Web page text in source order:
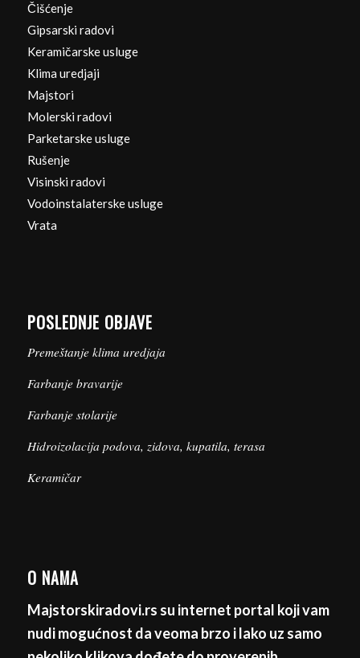
Čišćenje
Gipsarski radovi
Keramičarske usluge
Klima uredjaji
Majstori
Molerski radovi
Parketarske usluge
Rušenje
Visinski radovi
Vodoinstalaterske usluge
Vrata
POSLEDNJE OBJAVE
Premeštanje klima uredjaja
Farbanje bravarije
Farbanje stolarije
Hidroizolacija podova, zidova, kupatila, terasa
Keramičar
O NAMA
Majstorskiradovi.rs su internet portal koji vam
nudi mogućnost da veoma brzo i lako uz samo